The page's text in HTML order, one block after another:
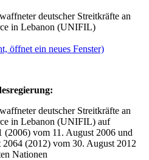
deutscher Streitkräfte an
in Lebanon (UNIFIL)
öffnet ein neues Fenster)
deutscher Streitkräfte an
in Lebanon (UNIFIL) auf
(2006) vom 11. August 2006 und
(2012) vom 30. August 2012
Nationen